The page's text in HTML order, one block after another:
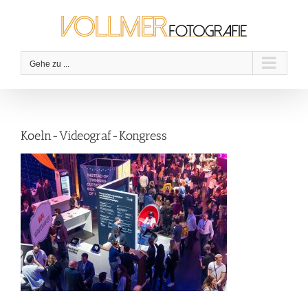
Gehe zu ...
Koeln-Videograf-Kongress